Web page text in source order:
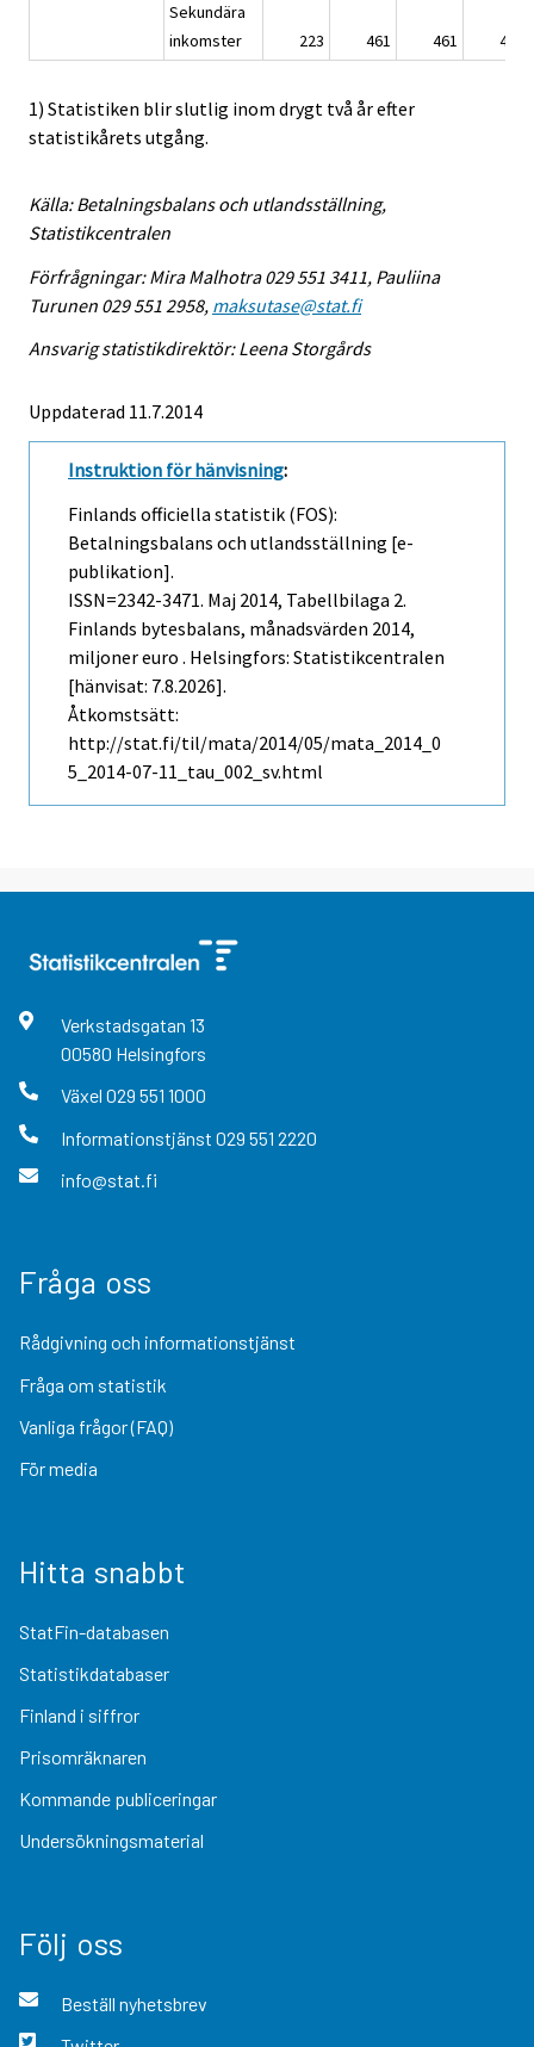
Sekundära
inkomster
223 461 461 461
1) Statistiken blir slutlig inom drygt två år efter
statistikårets utgång.
Källa: Betalningsbalans och utlandsställning,
Statistikcentralen
Förfrågningar: Mira Malhotra 029 551 3411, Pauliina
Turunen 029 551 2958, maksutase@stat.fi
Ansvarig statistikdirektör: Leena Storgårds
Uppdaterad 11.7.2014
Instruktion för hänvisning:
Finlands officiella statistik (FOS):
Betalningsbalans och utlandsställning [e-
publikation].
ISSN=2342-3471. Maj 2014, Tabellbilaga 2.
Finlands bytesbalans, månadsvärden 2014,
miljoner euro . Helsingfors: Statistikcentralen
[hänvisat: 7.8.2026].
Åtkomstsätt:
http://stat.fi/til/mata/2014/05/mata_2014_0
5_2014-07-11_tau_002_sv.html
Verkstadsgatan 13
00580 Helsingfors
Växel 029 551 1000
Informationstjänst 029 551 2220
info@stat.fi
Fråga oss
Rådgivning och informationstjänst
Fråga om statistik
Vanliga frågor (FAQ)
För media
Hitta snabbt
StatFin-databasen
Statistikdatabaser
Finland i siffror
Prisomräknaren
Kommande publiceringar
Undersökningsmaterial
Följ oss
Beställ nyhetsbrev